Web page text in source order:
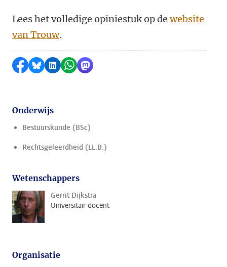
Lees het volledige opiniestuk op dewebsite
van Trouw.
Delen op Facebook
Delen via Bluesky
Delen op LinkedIn
Delen via WhatsApp
Delen via Mastodon
Onderwijs
Bestuurskunde (BSc)
Rechtsgeleerdheid (LL.B.)
Wetenschappers
Gerrit Dijkstra
Universitair docent
Organisatie